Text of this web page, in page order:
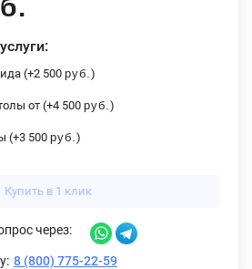
(+2 500 руб. )
от (+4 500 руб. )
(+3 500 руб. )
Купить в 1 клик
через:
8 (800) 775-22-59